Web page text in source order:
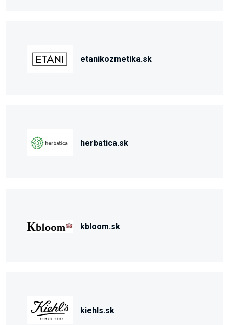
etanikozmetika.sk
herbatica.sk
kbloom.sk
kiehls.sk